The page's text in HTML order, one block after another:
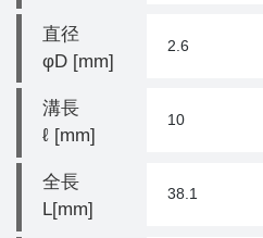
直径
φD [mm]
2.6
溝長
ℓ [mm]
10
全長
L[mm]
38.1